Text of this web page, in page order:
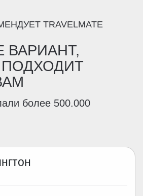
TRAVELMATE
ВАРИАНТ,
более 500.000